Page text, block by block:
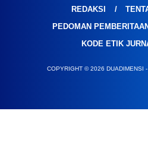
REDAKSI
PEDOMAN
KODE ETIK
COPYRIGHT © 2026 DUADIMENSI